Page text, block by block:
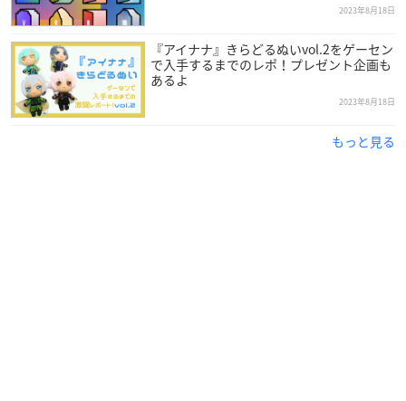
種村有菜先生による８周年記念ビジュアルカットを公開い
ピリオドを超えたその先にある景色を見据えた、大人でラ
グジュアリーな雰囲気漂う素敵な衣装もデザインいただい
ております…！#アイナナ
pic.twitter.com/
AT5afZvXaS
— アイドリッシュセブン公式＠大神万理 (@iD7Mng_Ogam
2023年8月18日
『アイナナ』きらどるぬいvol.2をゲーセン
で入手するまでのレポ！プレゼント企画も
あるよ
2023年8月18日
もっと見る